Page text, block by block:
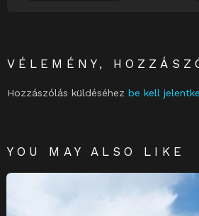
VÉLEMÉNY,
Hozzászólás küldéséhez be kell
YOU MAY ALSO LIKE